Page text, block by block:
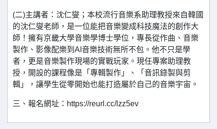
(二)主講者：沈仁燮；本校流行音樂系助理教授來自韓國
的沈仁燮老師，是一位能把音樂變成科技魔法的創作大
師！擁有京畿大學音樂學博士學位，專長從作曲、音樂
製作、影像配樂到AI音樂技術無所不包。他不只是學
者，更是音樂製作現場的實戰玩家。現任專案助理教
授，開設的課程像是「專輯製作」、「音訊錄製與剪
輯」，讓學生從零開始也能打造屬於自己的音樂宇宙。
三、報名網址：https://reurl.cc/lzz5ev